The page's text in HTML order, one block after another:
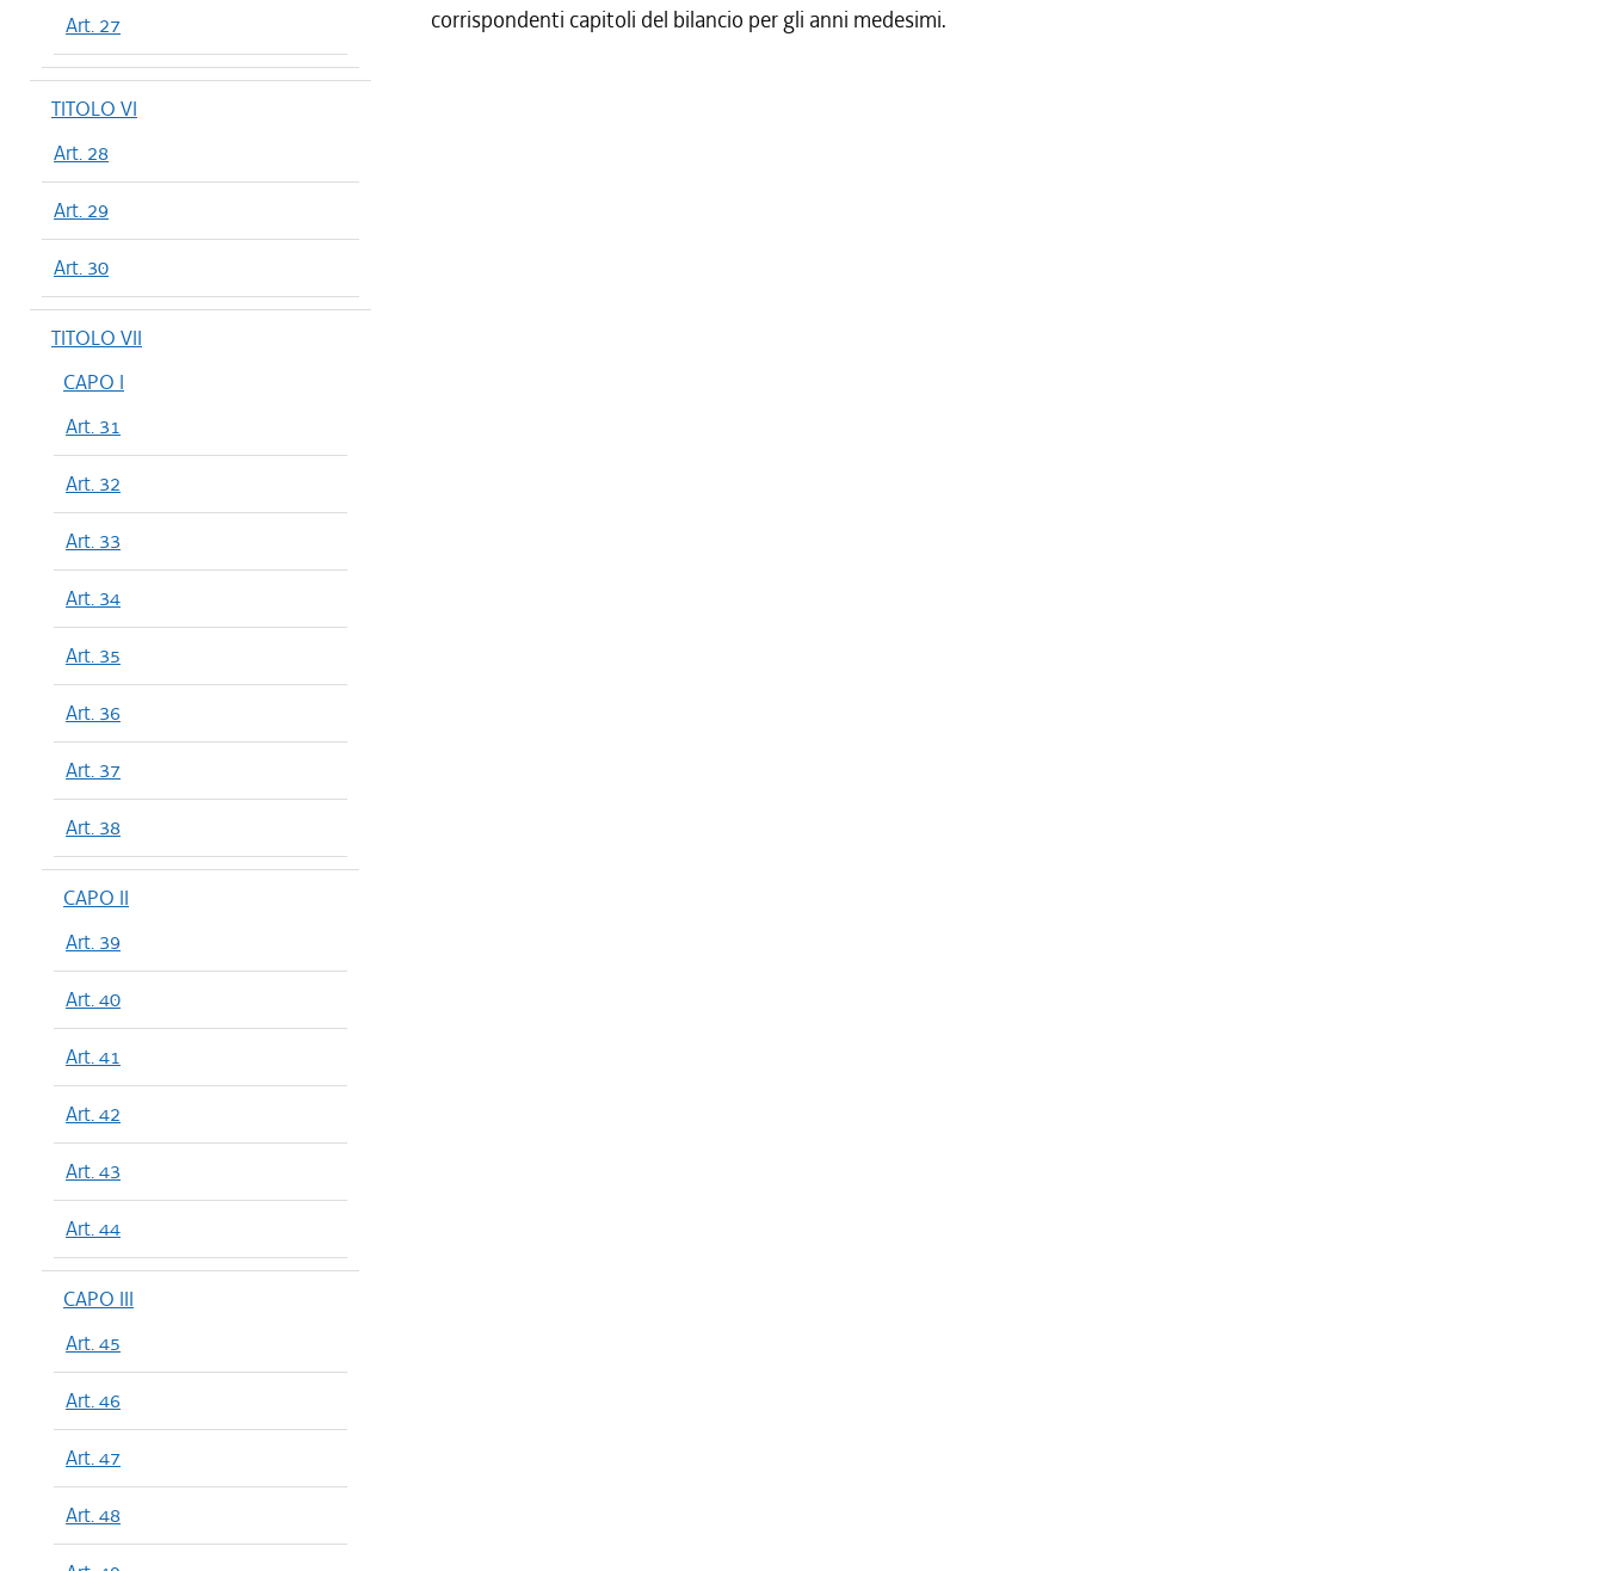
Art. 27
TITOLO VI
Art. 28
Art. 29
Art. 30
TITOLO VII
CAPO I
Art. 31
Art. 32
Art. 33
Art. 34
Art. 35
Art. 36
Art. 37
Art. 38
CAPO II
Art. 39
Art. 40
Art. 41
Art. 42
Art. 43
Art. 44
CAPO III
Art. 45
Art. 46
Art. 47
Art. 48
corrispondenti capitoli del bilancio per gli anni medesimi.